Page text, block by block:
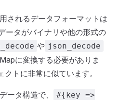
されるデータフォーマットは
ータがバイナリや他の形式の
や json_decode
に変換する必要がありま
トに非常に似ています。
ータ構造で、
#{key =>